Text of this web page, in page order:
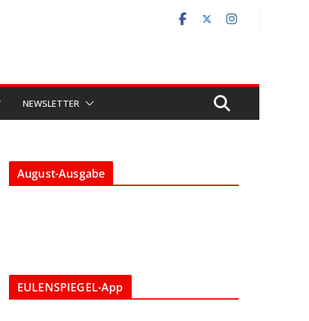
NEWSLETTER
August-Ausgabe
EULENSPIEGEL-App